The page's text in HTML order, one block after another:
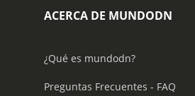
ACERCA DE MUNDODN
¿Qué es mundodn?
Preguntas Frecuentes - FAQ